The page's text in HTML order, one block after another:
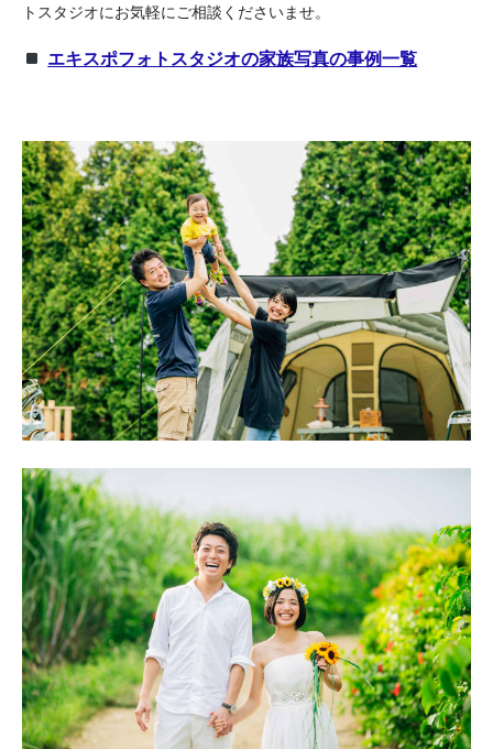
トスタジオにお気軽にご相談くださいませ。
エキスポフォトスタジオの家族写真の事例一覧